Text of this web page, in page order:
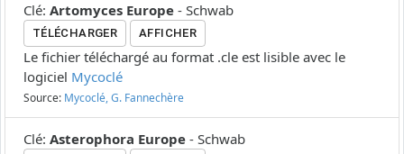
Clé: Artomyces Europe - Schwab
TÉLÉCHARGER AFFICHER
Le fichier téléchargé au format .cle est lisible avec le
logiciel Mycoclé
Source: Mycoclé, G. Fannechère
Clé: Asterophora Europe - Schwab